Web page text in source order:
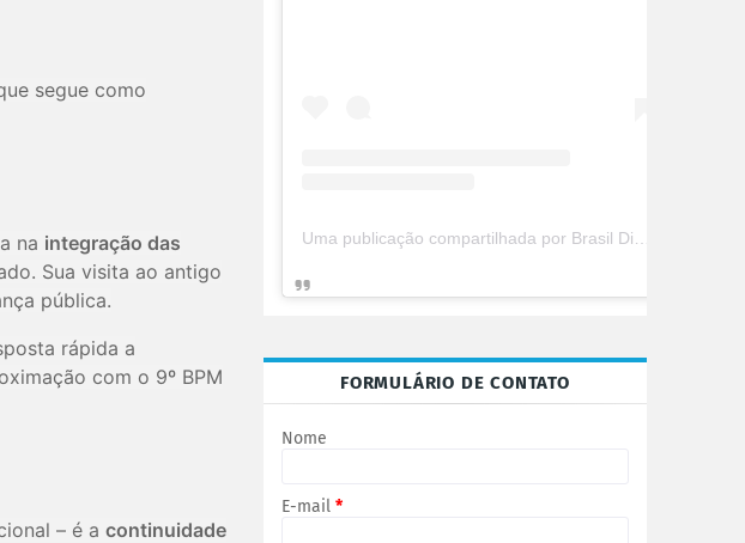
segue como
na integração das
Sua visita ao antigo
pública.
rápida a
com o 9º BPM
– é a continuidade
FORMULÁRIO DE CONTATO
Nome
E-mail *